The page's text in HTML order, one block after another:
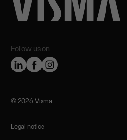
Follow us on
©️ 2026 Visma
Legal notice